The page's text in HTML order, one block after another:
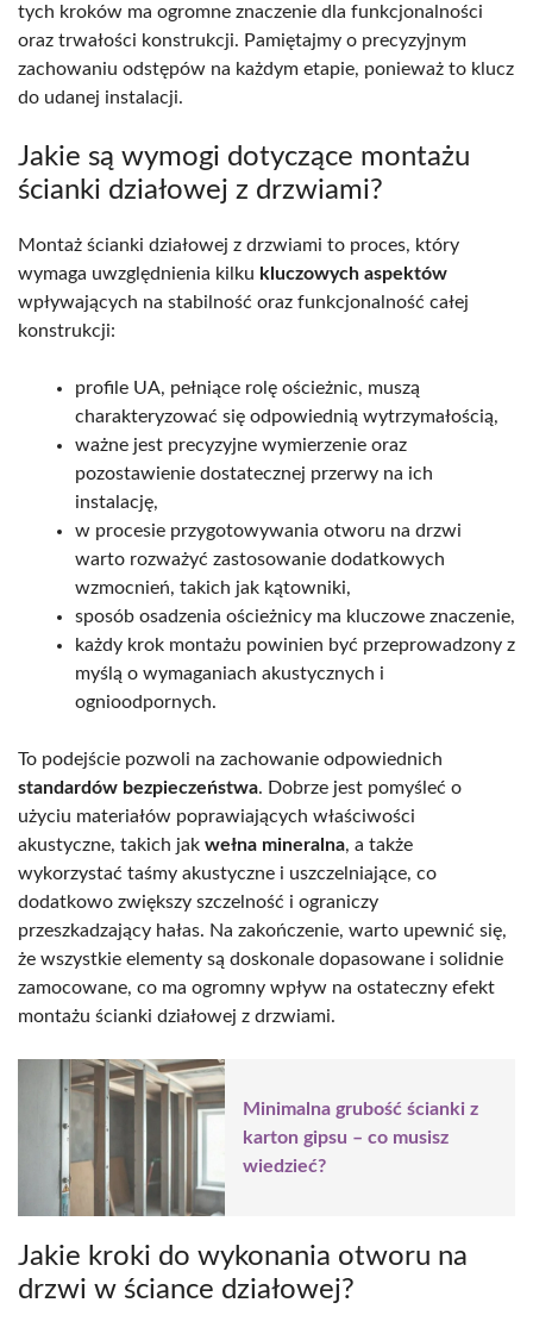
tych kroków ma ogromne znaczenie dla funkcjonalności
oraz trwałości konstrukcji. Pamiętajmy o precyzyjnym
zachowaniu odstępów na każdym etapie, ponieważ to klucz
do udanej instalacji.
Jakie są wymogi dotyczące montażu
ścianki działowej z drzwiami?
Montaż ścianki działowej z drzwiami to proces, który
wymaga uwzględnienia kilku kluczowych aspektów
wpływających na stabilność oraz funkcjonalność całej
konstrukcji:
profile UA, pełniące rolę ościeżnic, muszą
charakteryzować się odpowiednią wytrzymałością,
ważne jest precyzyjne wymierzenie oraz
pozostawienie dostatecznej przerwy na ich
instalację,
w procesie przygotowywania otworu na drzwi
warto rozważyć zastosowanie dodatkowych
wzmocnień, takich jak kątowniki,
sposób osadzenia ościeżnicy ma kluczowe znaczenie,
każdy krok montażu powinien być przeprowadzony z
myślą o wymaganiach akustycznych i
ognioodpornych.
To podejście pozwoli na zachowanie odpowiednich
standardów bezpieczeństwa. Dobrze jest pomyśleć o
użyciu materiałów poprawiających właściwości
akustyczne, takich jak wełna mineralna, a także
wykorzystać taśmy akustyczne i uszczelniające, co
dodatkowo zwiększy szczelność i ograniczy
przeszkadzający hałas. Na zakończenie, warto upewnić się,
że wszystkie elementy są doskonale dopasowane i solidnie
zamocowane, co ma ogromny wpływ na ostateczny efekt
montażu ścianki działowej z drzwiami.
Minimalna grubość ścianki z
karton gipsu – co musisz
wiedzieć?
Jakie kroki do wykonania otworu na
drzwi w ściance działowej?